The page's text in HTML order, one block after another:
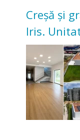
Creșă și
Iris.
pentru